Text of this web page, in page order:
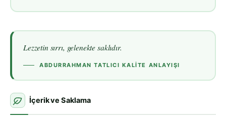
Lezzetin sırrı, gelenekte saklıdır.
ABDURRAHMAN TATLICI KALITE ANLAYIŞI
İçerik ve Saklama